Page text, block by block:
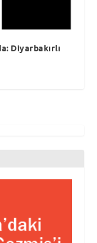
Diyarbakırlı